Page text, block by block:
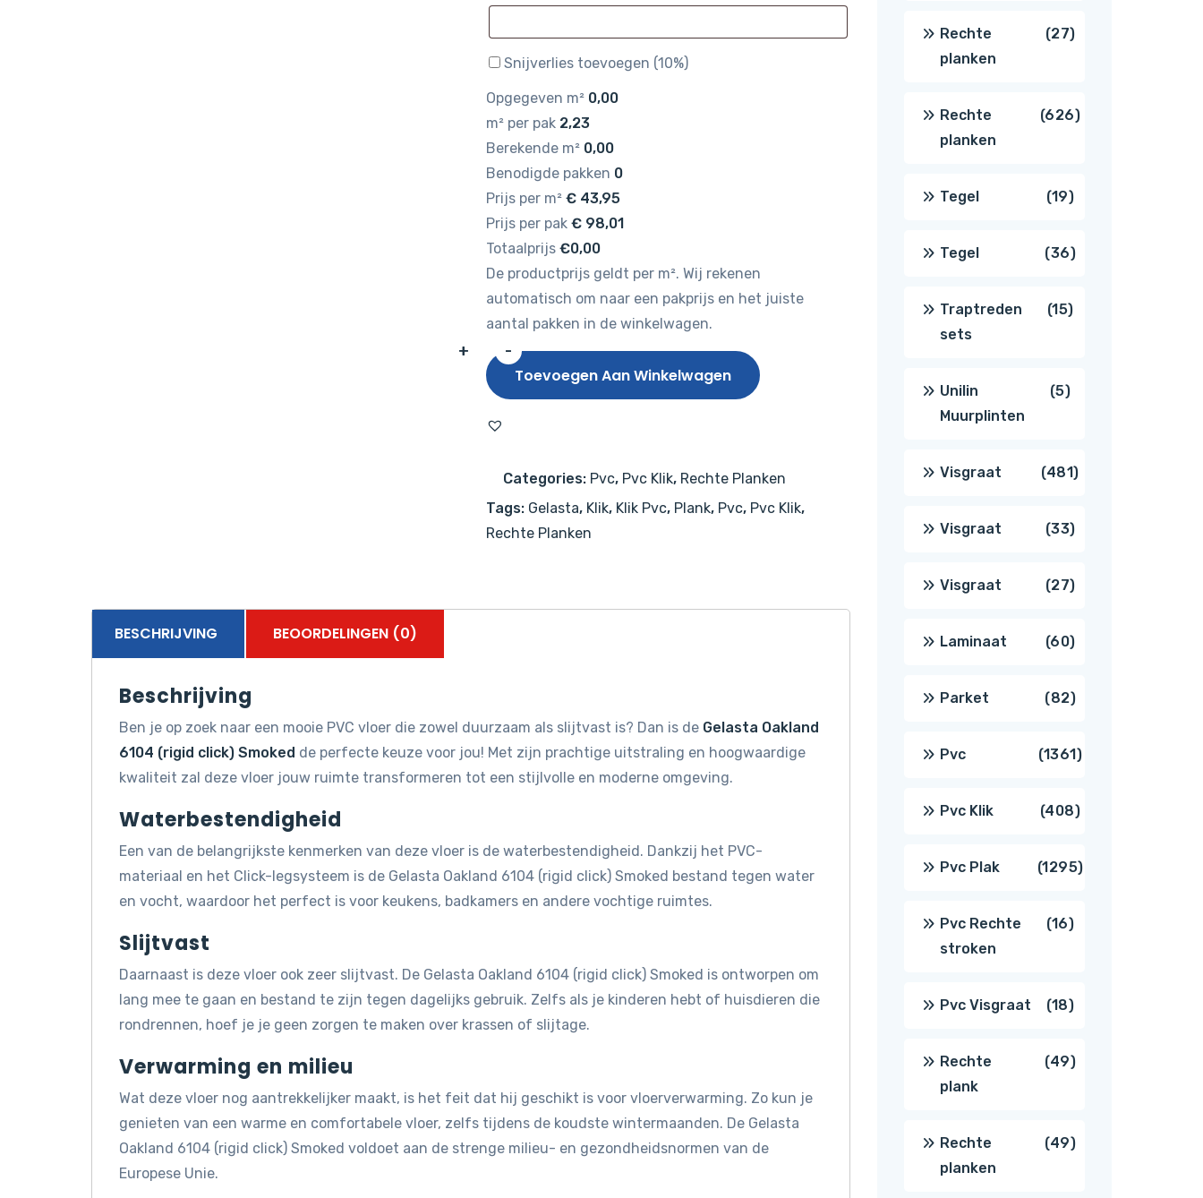
Snijverlies toevoegen (10%)
Opgegeven m² 0,00
m² per pak 2,23
Berekende m² 0,00
Benodigde pakken 0
Prijs per m² €43,95
Prijs per pak €98,01
Totaalprijs €0,00
De productprijs geldt per m². Wij rekenen
automatisch om naar een pakprijs en het juiste
aantal pakken in de winkelwagen.
-
Gelasta
Oakland
(rigid
Smoked
aantal
+
Toevoegen Aan Winkelwagen
Categories: Pvc, Pvc Klik, Rechte Planken
Tags: Gelasta, Klik, Klik Pvc, Plank, Pvc, Pvc Klik,
Rechte Planken
BESCHRIJVING BEOORDELINGEN (0)
Beschrijving
Ben je op zoek naar een mooie PVC vloer die zowel duurzaam als slijtvast is? Dan is de Gelasta Oakland
6104 (rigid click) Smoked de perfecte keuze voor jou! Met zijn prachtige uitstraling en hoogwaardige
kwaliteit zal deze vloer jouw ruimte transformeren tot een stijlvolle en moderne omgeving.
Waterbestendigheid
Een van de belangrijkste kenmerken van deze vloer is de waterbestendigheid. Dankzij het PVC-
materiaal en het Click-legsysteem is de Gelasta Oakland 6104 (rigid click) Smoked bestand tegen water
en vocht, waardoor het perfect is voor keukens, badkamers en andere vochtige ruimtes.
Slijtvast
Daarnaast is deze vloer ook zeer slijtvast. De Gelasta Oakland 6104 (rigid click) Smoked is ontworpen om
lang mee te gaan en bestand te zijn tegen dagelijks gebruik. Zelfs als je kinderen hebt of huisdieren die
rondrennen, hoef je je geen zorgen te maken over krassen of slijtage.
Verwarming en milieu
Wat deze vloer nog aantrekkelijker maakt, is het feit dat hij geschikt is voor vloerverwarming. Zo kun je
genieten van een warme en comfortabele vloer, zelfs tijdens de koudste wintermaanden. De Gelasta
Oakland 6104 (rigid click) Smoked voldoet aan de strenge milieu- en gezondheidsnormen van de
Europese Unie.
Rechte
planken
2727
Rechte
planken
626626
Tegel 1919
producten
Tegel 3636
producten
Traptreden
sets
1515
Unilin
Muurplinten
55
Visgraat 481481
Visgraat 3333
producten
Visgraat 2727
producten
Laminaat 6060
producten
Parket 8282
producten
Pvc 13611361
producten
Pvc Klik 408408
producten
Pvc Plak 12951295
Pvc Rechte
stroken
1616
Pvc Visgraat 1818
producten
Rechte
plank
4949
Rechte
planken
4949